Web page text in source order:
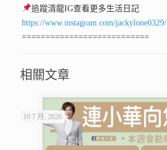
追蹤清龍IG查看更多生活日記
https://www.instagram.com/jackylone0329/
===========================
相關文章
10 7 月, 2026